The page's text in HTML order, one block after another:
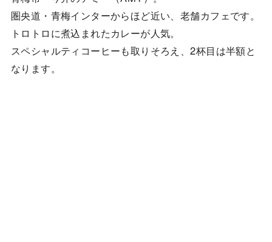
圏央道・青梅インターからほど近い、老舗カフェです。
トロトロに煮込まれたカレーが人気。
スペシャルティコーヒーも取りそろえ、2杯目は半額と
なります。